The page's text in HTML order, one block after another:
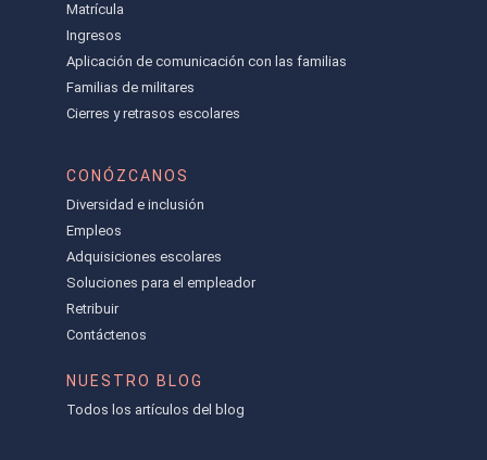
Matrícula
Ingresos
Aplicación de comunicación con las familias
Familias de militares
Cierres y retrasos escolares
CONÓZCANOS
Diversidad e inclusión
Empleos
Adquisiciones escolares
Soluciones para el empleador
Retribuir
Contáctenos
NUESTRO BLOG
Todos los artículos del blog